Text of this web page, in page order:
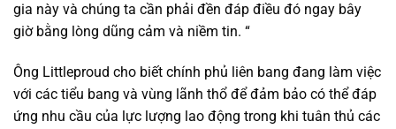
gia này và chúng ta cần phải đền đáp điều đó ngay bây
giờ bằng lòng dũng cảm và niềm tin. “
Ông Littleproud cho biết chính phủ liên bang đang làm việc
với các tiểu bang và vùng lãnh thổ để đảm bảo có thể đáp
ứng nhu cầu của lực lượng lao động trong khi tuân thủ các